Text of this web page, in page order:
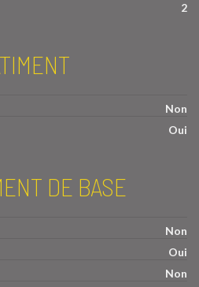
2
Non
Oui
DE BASE
Non
Oui
Non